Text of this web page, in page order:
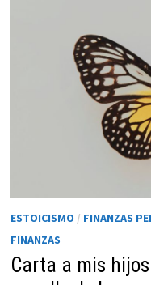
ESTOICISMO / FINANZAS
FINANZAS
Carta a mis